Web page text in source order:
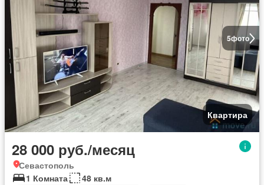
5фото
Квартира
28 000 руб./месяц
Севастополь
1 Комната
48 кв.м